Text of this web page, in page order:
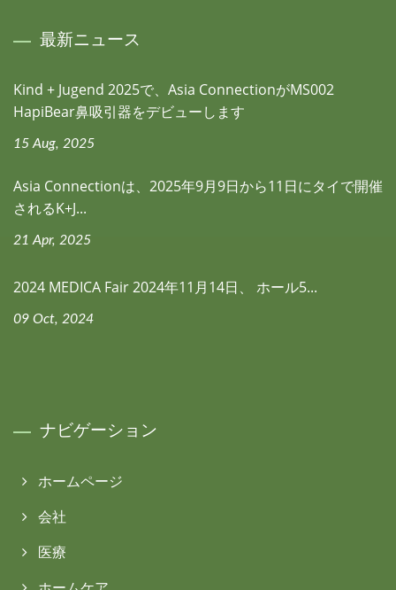
最新ニュース
Kind + Jugend 2025で、Asia ConnectionがMS002
HapiBear鼻吸引器をデビューします
15 Aug, 2025
Asia Connectionは、2025年9月9日から11日にタイで開催
されるK+J...
21 Apr, 2025
2024 MEDICA Fair 2024年11月14日、 ホール5...
09 Oct, 2024
ナビゲーション
ホームページ
会社
医療